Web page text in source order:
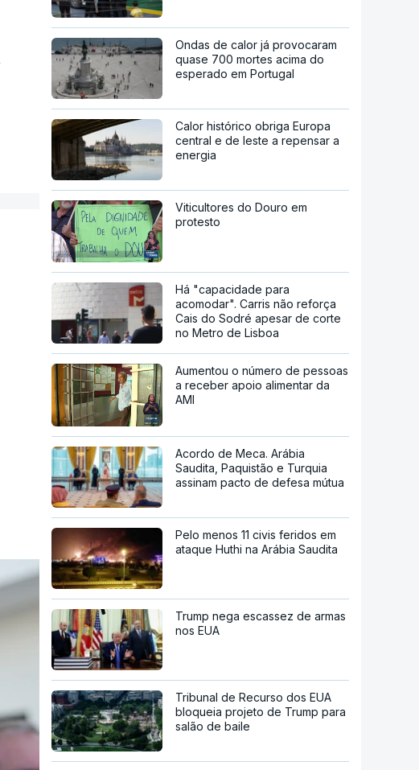
Ondas de calor já provocaram
quase 700 mortes acima do
esperado em Portugal
Calor histórico obriga Europa
central e de leste a repensar a
energia
Viticultores do Douro em
protesto
Há "capacidade para
acomodar". Carris não reforça
Cais do Sodré apesar de corte
no Metro de Lisboa
Aumentou o número de pessoas
a receber apoio alimentar da
AMI
Acordo de Meca. Arábia
Saudita, Paquistão e Turquia
assinam pacto de defesa mútua
Pelo menos 11 civis feridos em
ataque Huthi na Arábia Saudita
Trump nega escassez de armas
nos EUA
Tribunal de Recurso dos EUA
bloqueia projeto de Trump para
salão de baile